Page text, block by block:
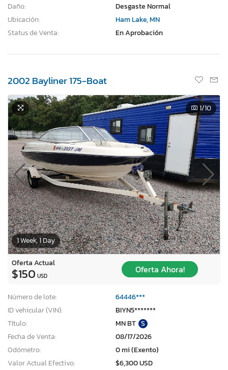
Daño:
Desgaste Normal
Ubicación:
Ham Lake, MN
Status de Venta:
En Aprobación
2002 Bayliner 175-Boat
1 Week, 1 Day
1/10
Oferta Actual
$150 USD
Oferta Ahora!
Número de lote:
64446***
ID vehicular (VIN):
BIYN5*******
Título:
MN BT S
Fecha de Venta:
08/17/2026
Odómetro:
0 mi (Exento)
Valor Actual Efectivo:
$6,300 USD